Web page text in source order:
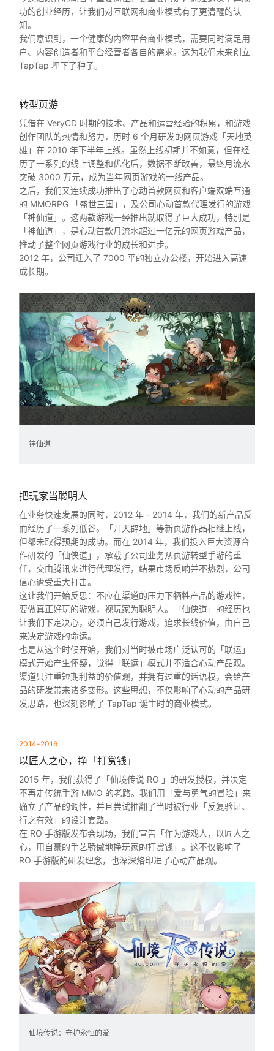
功的创业经历，让我们对互联网和商业模式有了更清醒的认
知。
我们意识到，一个健康的内容平台商业模式，需要同时满足用
户、内容创造者和平台经营者各自的需求。这为我们未来创立
TapTap 埋下了种子。
转型页游
凭借在 VeryCD 时期的技术、产品和运营经验的积累，和游戏
创作团队的热情和努力，历时 6 个月研发的网页游戏「天地英
雄」在 2010 年下半年上线。虽然上线初期并不如意，但在经
历了一系列的线上调整和优化后，数据不断改善，最终月流水
突破 3000 万元，成为当年网页游戏的一线产品。
之后，我们又连续成功推出了心动首款网页和客户端双端互通
的 MMORPG 「盛世三国」，及公司心动首款代理发行的游戏
「神仙道」。这两款游戏一经推出就取得了巨大成功，特别是
「神仙道」，是心动首款月流水超过一亿元的网页游戏产品，
推动了整个网页游戏行业的成长和进步。
2012 年，公司迁入了 7000 平的独立办公楼，开始进入高速
成长期。
神仙道
把玩家当聪明人
在业务快速发展的同时，2012 年 - 2014 年，我们的新产品反
而经历了一系列低谷。「开天辟地」等新页游作品相继上线，
但都未取得预期的成功。而在 2014 年，我们投入巨大资源合
作研发的「仙侠道」，承载了公司业务从页游转型手游的重
任，交由腾讯来进行代理发行，结果市场反响并不热烈，公司
信心遭受重大打击。
这让我们开始反思：不应在渠道的压力下牺牲产品的游戏性，
要做真正好玩的游戏，视玩家为聪明人。「仙侠道」的经历也
让我们下定决心，必须自己发行游戏，追求长线价值，由自己
来决定游戏的命运。
也是从这个时候开始，我们对当时被市场广泛认可的「联运」
模式开始产生怀疑，觉得「联运」模式并不适合心动产品观。
渠道只注重短期利益的价值观，并拥有过重的话语权，会给产
品的研发带来诸多变形。这些思想，不仅影响了心动的产品研
发思路，也深刻影响了 TapTap 诞生时的商业模式。
2014-2016
以匠人之心，挣「打赏钱」
2015 年，我们获得了「仙境传说 RO 」的研发授权，并决定
不再走传统手游 MMO 的老路。我们用「爱与勇气的冒险」来
确立了产品的调性，并且尝试推翻了当时被行业「反复验证、
行之有效」的设计套路。
在 RO 手游版发布会现场，我们宣告「作为游戏人，以匠人之
心，用自豪的手艺骄傲地挣玩家的打赏钱」。这不仅影响了
RO 手游版的研发理念，也深深烙印进了心动产品观。
仙境传说：守护永恒的爱